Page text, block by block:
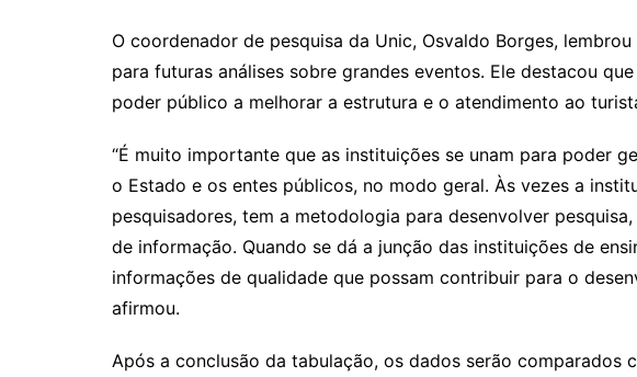
O coordenador de pesquisa da Unic, Osvaldo Borges,
para futuras análises sobre grandes eventos. Ele destacou
poder público a melhorar a estrutura e o atendimento ao
“É muito importante que as instituições se unam para poder
o Estado e os entes públicos, no modo geral. Às vezes a
pesquisadores, tem a metodologia para desenvolver
de informação. Quando se dá a junção das instituições de
informações de qualidade que possam contribuir para o
afirmou.
Após a conclusão da tabulação, os dados serão comparados